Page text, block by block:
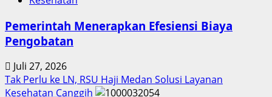
Pemerintah Menerapkan Efesiensi Biaya
Pengobatan
Juli 27, 2026
Tak Perlu ke LN, RSU Haji Medan Solusi Layanan
Kesehatan Canggih